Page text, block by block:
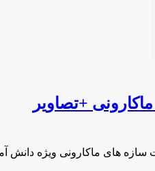
+تصاویر
سازه های ماکارونی ویژه دانش